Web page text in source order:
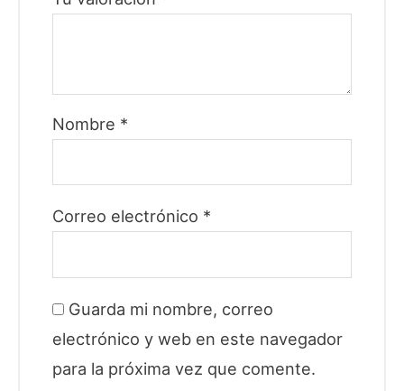
Nombre *
Correo electrónico *
Guarda mi nombre, correo
electrónico y web en este navegador
para la próxima vez que comente.